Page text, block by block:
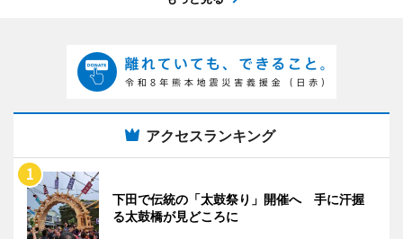
アクセスランキング
下田で伝統の「太鼓祭り」開催へ 手に汗握
る太鼓橋が見どころに